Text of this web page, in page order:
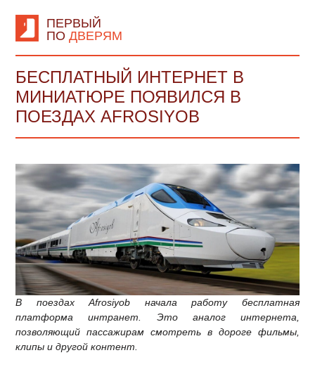
ПЕРВЫЙ
ПО ДВЕРЯМ
БЕСПЛАТНЫЙ ИНТЕРНЕТ В
МИНИАТЮРЕ ПОЯВИЛСЯ В
ПОЕЗДАХ AFROSIYOB
В поездах Afrosiyob начала работу бесплатная
платформа интранет. Это аналог интернета,
позволяющий пассажирам смотреть в дороге фильмы,
клипы и другой контент.